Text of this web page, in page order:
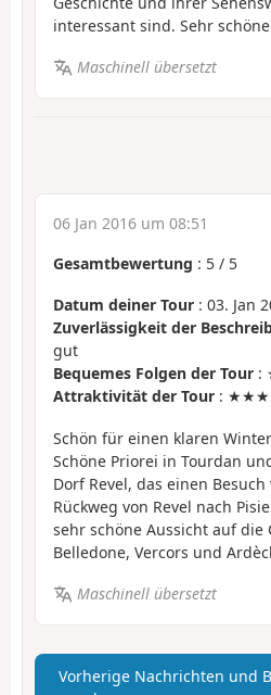
interessant sind. Sehr
Maschinell übersetzt
06 Jan 2016 um 08:51
Gesamtbewertung : 5 / 5
Datum deiner Tour : 03. Jan
Zuverlässigkeit der
gut
Bequemes Folgen der Tour :
Attraktivität der Tour :
Schön für einen klaren
Schöne Priorei in Tourdan
Dorf Revel, das einen
Rückweg von Revel nach
sehr schöne Aussicht auf die
Belledone, Vercors und
Maschinell übersetzt
Vorherige Nachrichten und